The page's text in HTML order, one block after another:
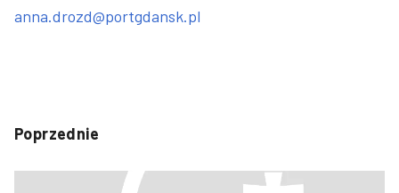
anna.drozd@portgdansk.pl
Poprzednie